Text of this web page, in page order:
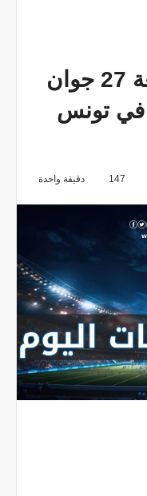
مباريات اليوم الجمعة 27 جوان
في تونس
147 دقيقة واحدة